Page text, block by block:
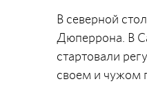
В северной
Дюперрона. В
стартовали
своем и чужом